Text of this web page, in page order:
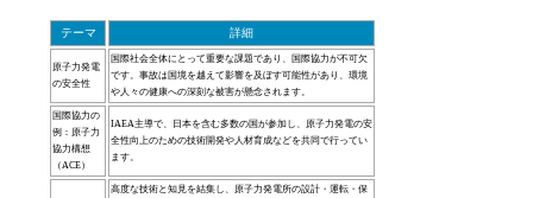
テーマ 詳細
原子力発電
の安全性
国際社会全体にとって重要な課題であり、国際協力が不可欠
です。事故は国境を越えて影響を及ぼす可能性があり、環境
や人々の健康への深刻な被害が懸念されます。
国際協力の
例：原子力
協力構想
（ACE）
IAEA主導で、日本を含む多数の国が参加し、原子力発電の安
全性向上のための技術開発や人材育成などを共同で行ってい
ます。
高度な技術と知見を結集し、原子力発電所の設計・運転・保